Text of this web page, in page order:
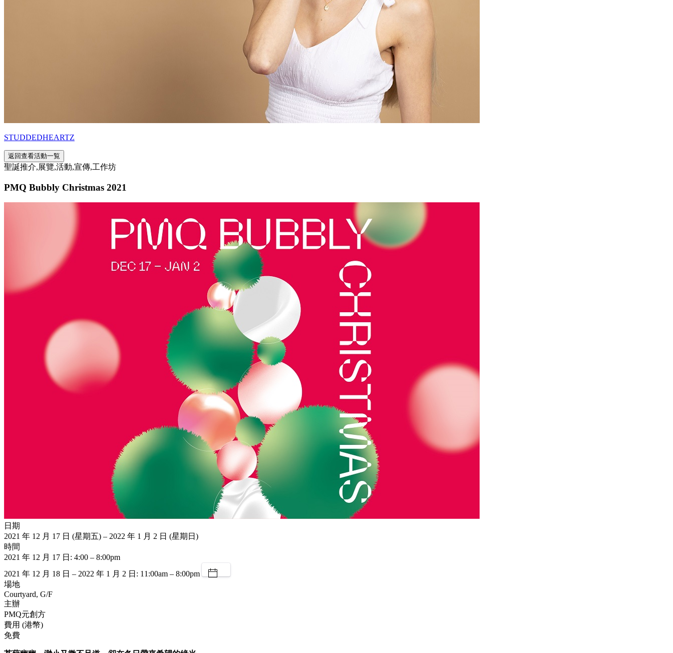
STUDDEDHEARTZ
返回查看活動一覧
聖誕推介,展覽,活動,宣傳,工作坊
PMQ Bubbly Christmas 2021
日期
2021 年 12 月 17 日 (星期五) – 2022 年 1 月 2 日 (星期日)
時間
2021 年 12 月 17 日: 4:00 – 8:00pm
2021 年 12 月 18 日 – 2022 年 1 月 2 日: 11:00am – 8:00pm
場地
Courtyard, G/F
主辦
PMQ元創方
費用 (港幣)
免費